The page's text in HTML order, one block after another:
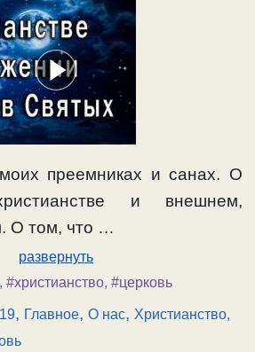
преемниках и санах. О
и внешнем,
О том, что …
развернуть
, #христианство, #церковь
, Главное,О нас, Христианство,